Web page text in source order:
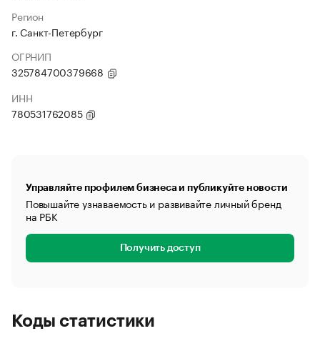
Регион
г. Санкт-Петербург
ОГРНИП
325784700379668
ИНН
780531762085
Управляйте профилем бизнеса и публикуйте новости
Повышайте узнаваемость и развивайте личный бренд
на РБК
Получить доступ
Коды статистики